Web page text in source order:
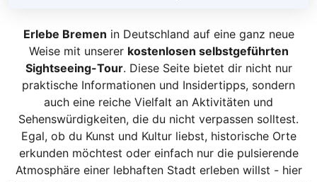
Erlebe Bremen in Deutschland auf eine ganz neue
Weise mit unserer kostenlosen selbstgeführten
Sightseeing-Tour. Diese Seite bietet dir nicht nur
praktische Informationen und Insidertipps, sondern
auch eine reiche Vielfalt an Aktivitäten und
Sehenswürdigkeiten, die du nicht verpassen solltest.
Egal, ob du Kunst und Kultur liebst, historische Orte
erkunden möchtest oder einfach nur die pulsierende
Atmosphäre einer lebhaften Stadt erleben willst - hier